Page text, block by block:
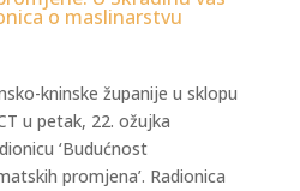
o maslinarstvu
kninske županije u sklopu
u petak, 22. ožujka
‘Budućnost
promjena’. Radionica